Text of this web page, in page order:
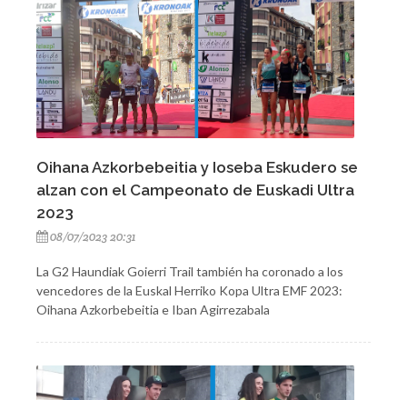
Oihana Azkorbebeitia y Ioseba Eskudero se
alzan con el Campeonato de Euskadi Ultra
2023
08/07/2023 20:31
La G2 Haundiak Goierri Trail también ha coronado a los
vencedores de la Euskal Herriko Kopa Ultra EMF 2023:
Oihana Azkorbebeitia e Iban Agirrezabala